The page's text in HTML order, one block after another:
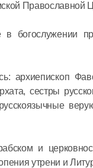
Православной
богослужении
архиепископ
сестры
и
утрени и